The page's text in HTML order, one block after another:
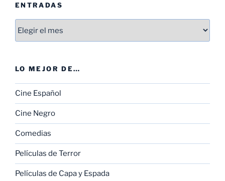
ENTRADAS
LO MEJOR DE…
Cine Español
Cine Negro
Comedias
Películas de Terror
Películas de Capa y Espada